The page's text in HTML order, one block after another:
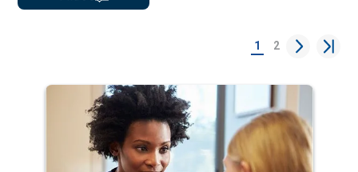
1 2